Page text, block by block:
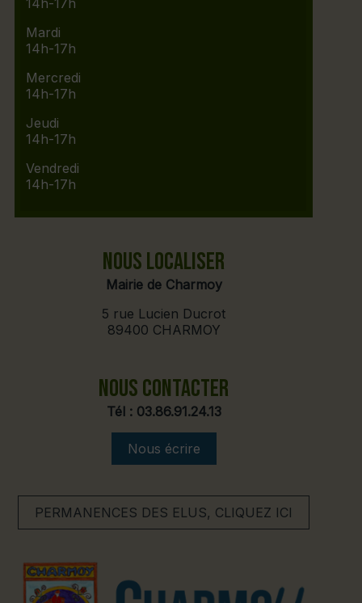
14h-17h
Mardi
14h-17h
Mercredi
14h-17h
Jeudi
14h-17h
Vendredi
14h-17h
NOUS LOCALISER
Mairie de Charmoy
5 rue Lucien Ducrot
89400 CHARMOY
NOUS CONTACTER
Tél : 03.86.91.24.13
Nous écrire
PERMANENCES DES ELUS, CLIQUEZ ICI